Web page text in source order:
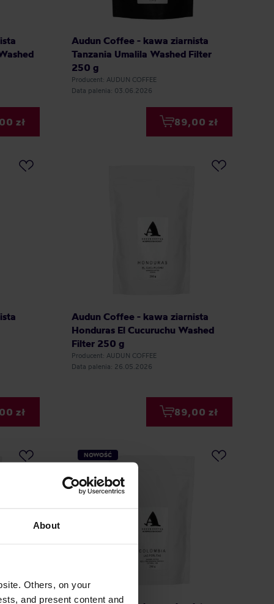
About
Others, on your
and present content and
zł
Audun Coffee - kawa ziarnista
Tanzania Umalila Washed Filter
250 g
Producent: AUDUN COFFEE
Data palenia: 03.06.2026
89,00 zł
zł
Audun Coffee - kawa ziarnista
Honduras El Cucuruchu Washed
Filter 250 g
Producent: AUDUN COFFEE
Data palenia: 26.05.2026
89,00 zł
NOWOŚĆ